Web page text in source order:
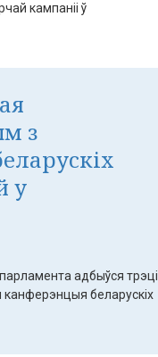
кампаніі ў
з
у
адбыўся трэці
беларускіх